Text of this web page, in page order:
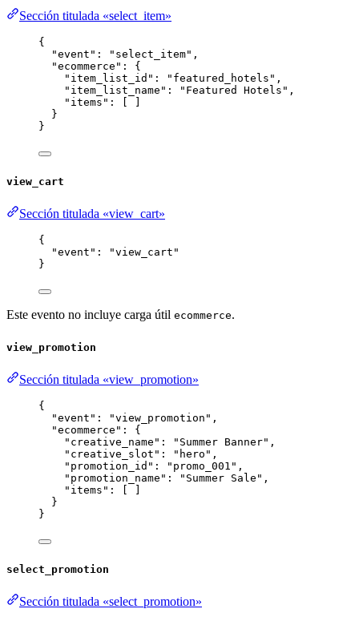
Sección titulada «select_item»
{
"event" : " select_item" ,
"ecommerce" : {
"item_list_id" : " featured_hotels " ,
"item_list_name" : " Featured Hotels " ,
"items" : [ ]
}
}
view_cart
Sección titulada «view_cart»
{
"event" : "view_cart "
}
Este evento no incluye carga útil ecommerce.
view_promotion
Sección titulada «view_promotion»
{
"event" : "view_promotion " ,
"ecommerce" : {
"creative_name" : " Summer Banner" ,
"creative_slot" : " hero " ,
"promotion_id" : " promo_001 " ,
"promotion_name" : " Summer Sale " ,
"items" : [ ]
}
}
select_promotion
Sección titulada «select_promotion»